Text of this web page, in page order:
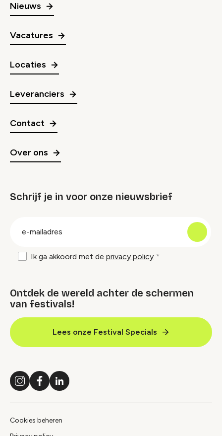
Nieuws
Vacatures
Locaties
Leveranciers
Contact
Over ons
Schrijf je in voor onze nieuwsbrief
Ik ga akkoord met de privacy policy
Ontdek de wereld achter de schermen
van festivals!
Lees onze Festival Specials
InstagramFacebookLinkedIn
Cookies beheren